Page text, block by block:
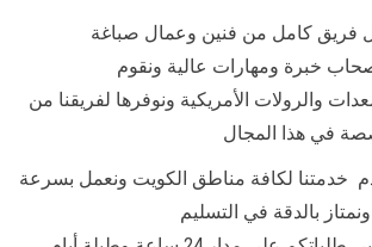
فريق كامل من فنين وعمال صباغة
خبرة ومهارات عالية ونقوم
والرولات الأمريكية ونوفرها لفريقنا من
في هذا المجال
خدمتنا لكافة مناطق الكويت ونعمل بسرعة
بالدقة في التسليم